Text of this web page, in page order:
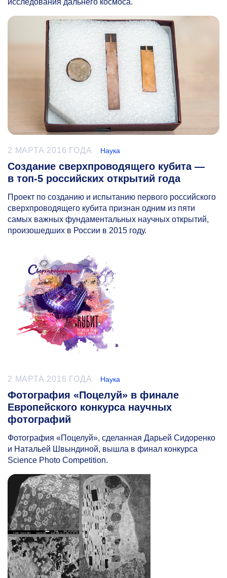
2 МАРТА 2016 ГОДА Наука
Создание сверхпроводящего кубита —
в топ-5 российских открытий года
Проект по созданию и испытанию первого российского
сверхпроводящего кубита признан одним из пяти
самых важных фундаментальных научных открытий,
произошедших в России в 2015 году.
2 МАРТА 2016 ГОДА Наука
Фотография «Поцелуй» в финале
Европейского конкурса научных
фотографий
Фотография «Поцелуй», сделанная Дарьей Сидоренко
и Натальей Швындиной, вышла в финал конкурса
Science Photo Competition.